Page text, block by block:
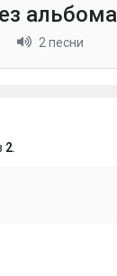
альбома
2 песни
2